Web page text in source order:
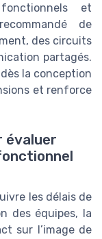
et
de
des circuits
partagés.
la conception
et renforce
évaluer
les délais de
des équipes, la
sur l’image de